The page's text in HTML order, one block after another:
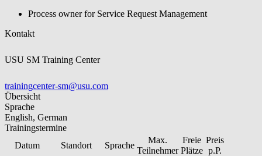
Process owner for Service Request Management
Kontakt
USU SM Training Center
trainingcenter-sm@usu.com
Übersicht
Sprache
English, German
Trainingstermine
Datum
Standort Sprache
Max.
Teilnehmer
Freie
Plätze
Preis
p.P.